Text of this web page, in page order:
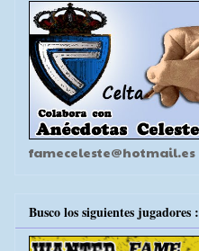
fameceleste@hotmail.es
Busco los siguientes jugadores :